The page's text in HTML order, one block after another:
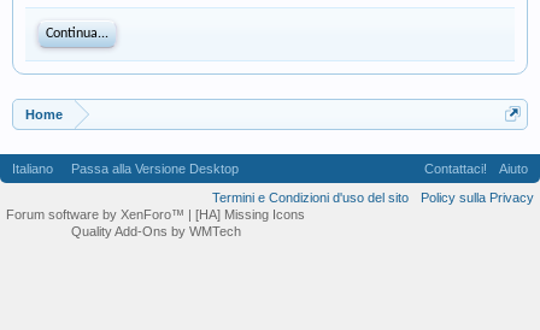
Continua...
Home
Italiano Passa alla Versione Desktop Contattaci!
Aiuto
Termini e Condizioni d'uso del sito
Policy sulla Privacy
Forum software by XenForo™ | [HA] Missing Icons
Quality Add-Ons by WMTech